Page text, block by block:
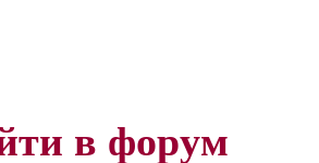
в форум